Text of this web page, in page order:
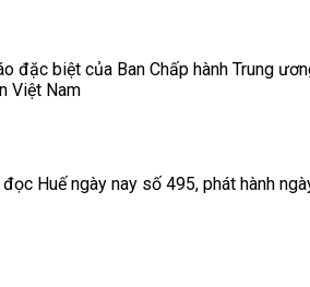
đặc biệt của Ban Chấp hành Trung
Việt Nam
Huế ngày nay số 495, phát hành